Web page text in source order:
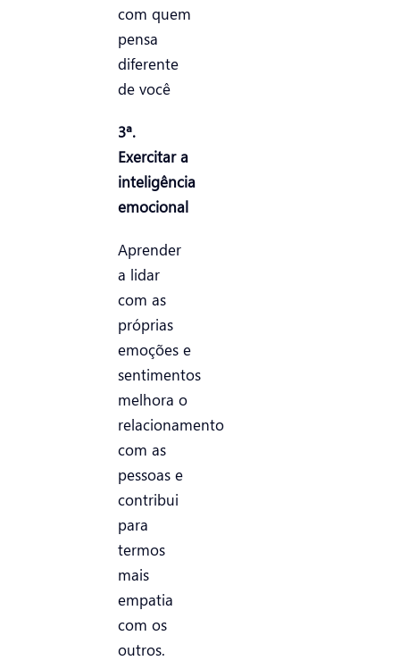
com quem
pensa
diferente
de você
3ª.
Exercitar a
inteligência
emocional
Aprender
a lidar
com as
próprias
emoções e
sentimentos
melhora o
relacionamento
com as
pessoas e
contribui
para
termos
mais
empatia
com os
outros.